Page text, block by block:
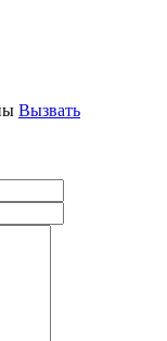
Вызвать